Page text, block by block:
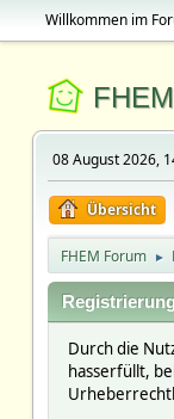
Willkommen im
08 August 2026,
Übersicht
FHEM Forum ►
Durch die
hasserfüllt,